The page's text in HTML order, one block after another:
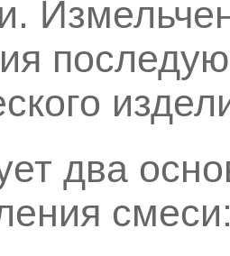
два